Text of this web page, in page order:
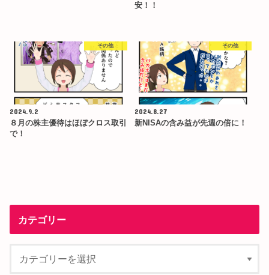
安！！
その他
2024.9.2
８月の株主優待はほぼクロス取引
で！
その他
2024.8.27
新NISAの含み益が先週の倍に！
カテゴリー